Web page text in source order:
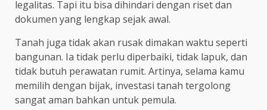
legalitas. Tapi itu bisa dihindari dengan riset dan
dokumen yang lengkap sejak awal.
Tanah juga tidak akan rusak dimakan waktu seperti
bangunan. Ia tidak perlu diperbaiki, tidak lapuk, dan
tidak butuh perawatan rumit. Artinya, selama kamu
memilih dengan bijak, investasi tanah tergolong
sangat aman bahkan untuk pemula.